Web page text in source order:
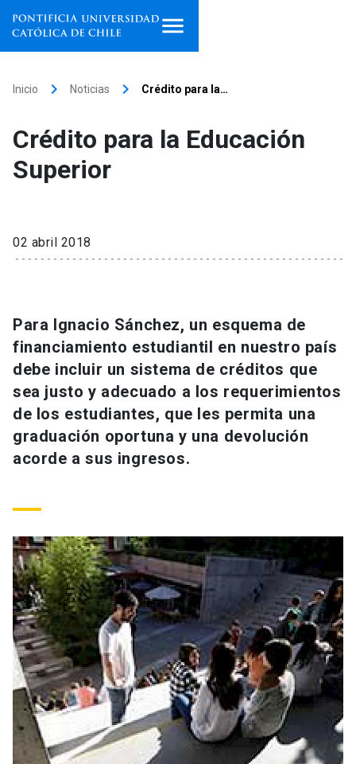
Facultades, escuelas e
institutos
Internacionalización
Vinculación
Universidad
Información para keyboard_arrow_down
Futuros estudiantes
Personal
Alumni launch
Padres y familia
Vecinos launch
Go to english site launch
Mi Cuenta UC launch
Correo UC launch
Mi Portal UC launch
Medios Biblioteca launch
Donaciones launch
Inicio keyboard_arrow_right Noticias keyboard_arrow_right Crédito para la…
Crédito para la Educación
Superior
02 abril 2018
Para Ignacio Sánchez, un esquema de
financiamiento estudiantil en nuestro país
debe incluir un sistema de créditos que
sea justo y adecuado a los requerimientos
de los estudiantes, que les permita una
graduación oportuna y una devolución
acorde a sus ingresos.